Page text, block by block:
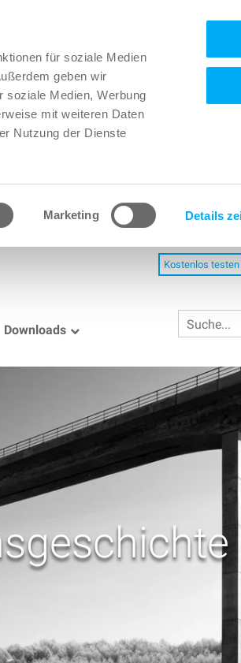
für soziale Medien
geben wir
soziale Medien, Werbung
mit weiteren Daten
Nutzung der Dienste
Marketing Details
Kostenlos testen
Downloads